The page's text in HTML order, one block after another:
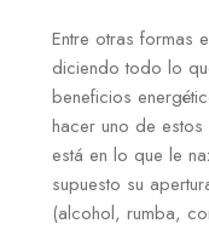
Entre otras formas
diciendo todo lo
beneficios
hacer uno de
está en lo que le
supuesto su
(alcohol, rumba,